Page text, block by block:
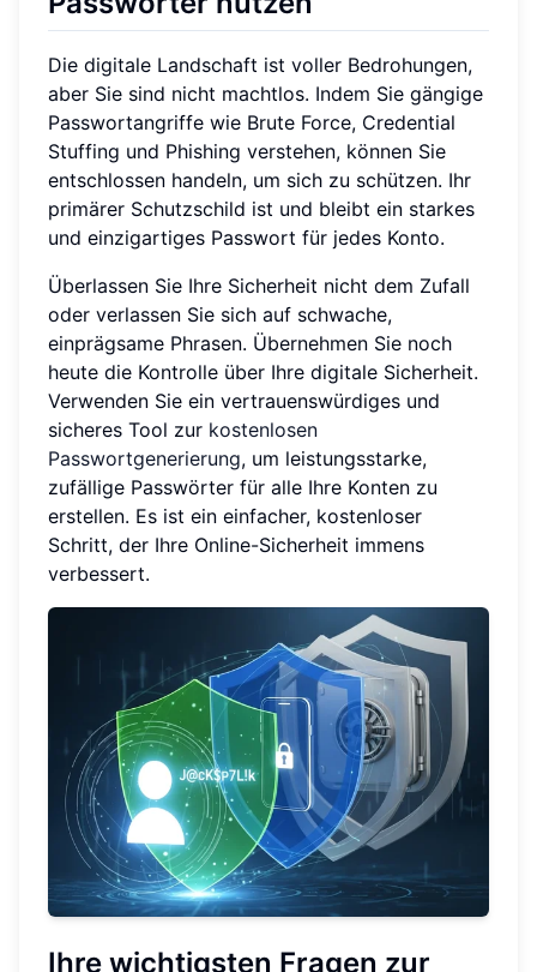
Die digitale Landschaft ist voller Bedrohungen,
aber Sie sind nicht machtlos. Indem Sie gängige
Passwortangriffe wie Brute Force, Credential
Stuffing und Phishing verstehen, können Sie
entschlossen handeln, um sich zu schützen. Ihr
primärer Schutzschild ist und bleibt ein starkes
und einzigartiges Passwort für jedes Konto.
Überlassen Sie Ihre Sicherheit nicht dem Zufall
oder verlassen Sie sich auf schwache,
einprägsame Phrasen. Übernehmen Sie noch
heute die Kontrolle über Ihre digitale Sicherheit.
Verwenden Sie ein vertrauenswürdiges und
sicheres Tool zur kostenlosen
Passwortgenerierung, um leistungsstarke,
zufällige Passwörter für alle Ihre Konten zu
erstellen. Es ist ein einfacher, kostenloser
Schritt, der Ihre Online-Sicherheit immens
verbessert.
Ihre wichtigsten Fragen zur